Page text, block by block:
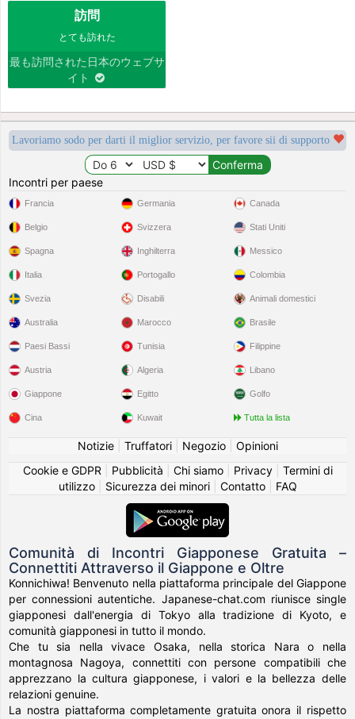
訪問
とても訪れた
最も訪問された日本のウェブサ
イト
Lavoriamo sodo per darti il miglior servizio, per favore sii di supporto
Incontri per paese
Francia
Belgio
Spagna
Italia
Svezia
Germania
Svizzera
Inghilterra
Portogallo
Disabili
Canada
Stati Uniti
Messico
Colombia
Animali domestici
Australia
Paesi Bassi
Austria
Giappone
Cina
Marocco
Tunisia
Algeria
Egitto
Kuwait
Brasile
Filippine
Libano
Golfo
Tutta la lista
Notizie| Truffatori| Negozio| Opinioni
Cookie e GDPR
Pubblicità Chi siamo| Privacy| Termini di
utilizzo| Sicurezza dei minori| Contatto| FAQ
Comunità di Incontri Giapponese Gratuita –
Connettiti Attraverso il Giappone e Oltre
Konnichiwa! Benvenuto nella piattaforma principale del Giappone
per connessioni autentiche. Japanese-chat.com riunisce single
giapponesi dall'energia di Tokyo alla tradizione di Kyoto, e
comunità giapponesi in tutto il mondo.
Che tu sia nella vivace Osaka, nella storica Nara o nella
montagnosa Nagoya, connettiti con persone compatibili che
apprezzano la cultura giapponese, i valori e la bellezza delle
relazioni genuine.
La nostra piattaforma completamente gratuita onora il rispetto